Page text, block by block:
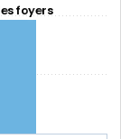
foyers